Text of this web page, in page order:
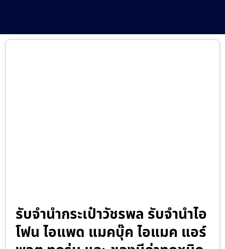
รับจำนำกระเป๋าวัชรพล รับจำนำไอ
โฟน ไอแพด แมคบุ๊ค ไอแมค แอร์